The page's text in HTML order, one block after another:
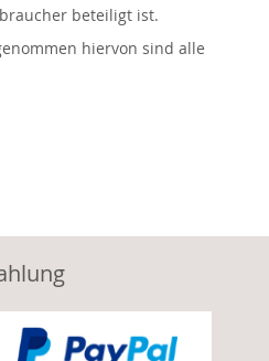
beteiligt ist.
hiervon sind alle